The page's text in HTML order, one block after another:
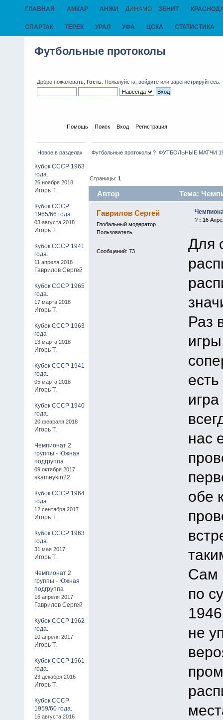
ГЛАВНАЯ АМКАР АНЖИ ДИНАМО ЗЕНИТ
СПАРТАК ТЕРЕК УРАЛ УФА ЦСКА СТАТИСТИКА
Футбольные протоколы
Добро пожаловать, Гость . Пожалуйста, войдите или зарегистрируйтесь
Помощь Поиск Вход Регистрация
Новое в разделах
Кубок СССР 1963
года.
26 ноября 2018
Игорь Т.
Кубок СССР
1965/66 года.
03 августа 2018
Игорь Т.
Кубок СССР 1941
года.
11 апреля 2018
Гаврилов Сергей
Кубок СССР 1965
года.
17 марта 2018
Игорь Т.
Кубок СССР 1963
года
13 марта 2018
Игорь Т.
Кубок СССР 1941
года.
05 марта 2018
Игорь Т.
Кубок СССР 1940
года.
20 февраля 2018
Игорь Т.
Чемпионат 2
группы - Южная
подгруппа
09 октября 2017
skameykin22
Кубок СССР 1964
года.
12 сентября 2017
Игорь Т.
Кубок СССР 1963
года.
31 мая 2017
Игорь Т.
Чемпионат 2
группы - Южная
подгруппа
16 апреля 2017
Гаврилов Сергей
Кубок СССР 1962
года.
10 апреля 2017
Игорь Т.
Кубок СССР 1961
года.
23 декабря 2016
Игорь Т.
Кубок СССР
1959/60 года.
15 августа 2016
Футбольные протоколы ? ФУТБОЛЬНЫЕ МАТЧИ
Страницы:1
Автор Тема:
Гаврилов Сергей
Глобальный модератор
Пользователь
Сообщений: 73
? : 16
Для
Раз
нас
обе
Сам
по
не